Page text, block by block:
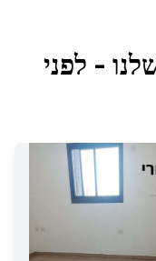
- לפני